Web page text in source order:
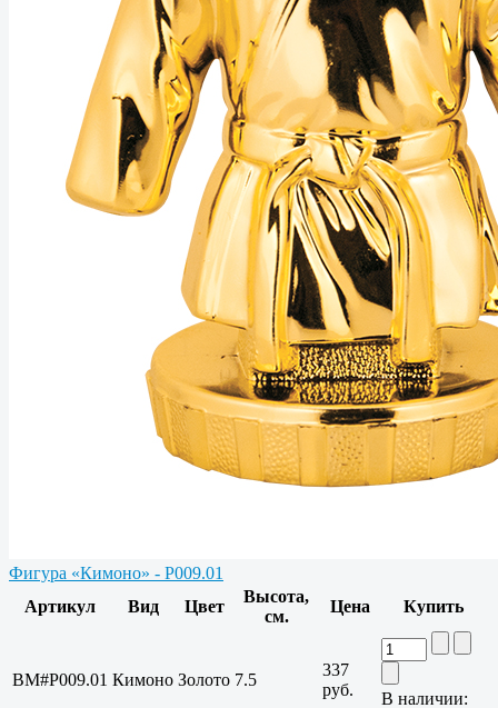
Фигура «Кимоно» - P009.01
Артикул
Вид Цвет
Высота,
см.
Цена Купить
BM#P009.01 Кимоно Золото 7.5
337
руб.
В наличии: